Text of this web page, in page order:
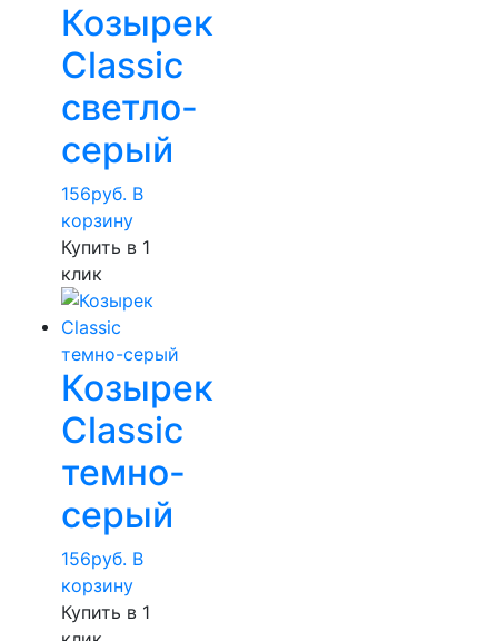
Козырек
Classic
светло-
серый
156руб. В
корзину
Купить в 1
клик
Козырек
Classic
темно-
серый
156руб. В
корзину
Купить в 1